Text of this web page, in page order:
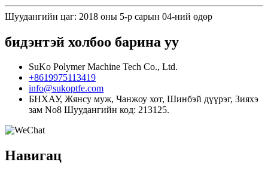
Шуудангийн цаг: 2018 оны 5-р сарын 04-ний өдөр
бидэнтэй холбоо барина уу
SuKo Polymer Machine Tech Co., Ltd.
+8619975113419
info@sukoptfe.com
БНХАУ, Жянсу муж, Чанжоу хот, Шинбэй дүүрэг, Зияхэ
зам No8 Шуудангийн код: 213125.
Навигац